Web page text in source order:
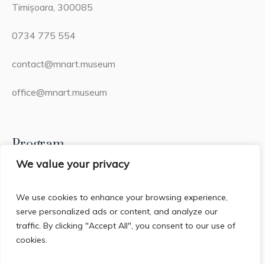
We value your privacy
We use cookies to enhance your browsing experience,
serve personalized ads or content, and analyze our
traffic. By clicking "Accept All", you consent to our use of
cookies.
Timișoara, 300085
0734 775 554
contact@mnart.museum
office@mnart.museum
Program
intrare)
Luni & Marți: Închis